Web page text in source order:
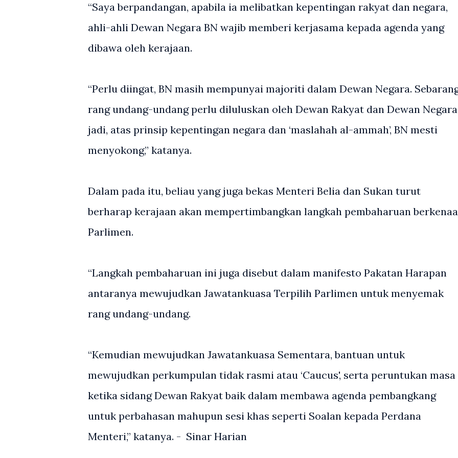
“Saya berpandangan, apabila ia melibatkan kepentingan rakyat dan negara,
ahli-ahli Dewan Negara BN wajib memberi kerjasama kepada agenda yang
dibawa oleh kerajaan.
“Perlu diingat, BN masih mempunyai majoriti dalam Dewan Negara.
rang undang-undang perlu diluluskan oleh Dewan Rakyat dan Dewan Negara
jadi, atas prinsip kepentingan negara dan ‘maslahah al-ammah’, BN mesti
menyokong,” katanya.
Dalam pada itu, beliau yang juga bekas Menteri Belia dan Sukan turut
berharap kerajaan akan mempertimbangkan langkah pembaharuan
Parlimen.
“Langkah pembaharuan ini juga disebut dalam manifesto Pakatan Harapan
antaranya mewujudkan Jawatankuasa Terpilih Parlimen untuk menyemak
rang undang-undang.
“Kemudian mewujudkan Jawatankuasa Sementara, bantuan untuk
mewujudkan perkumpulan tidak rasmi atau ‘Caucus', serta peruntukan masa
ketika sidang Dewan Rakyat baik dalam membawa agenda pembangkang
untuk perbahasan mahupun sesi khas seperti Soalan kepada Perdana
Menteri,” katanya. - Sinar Harian